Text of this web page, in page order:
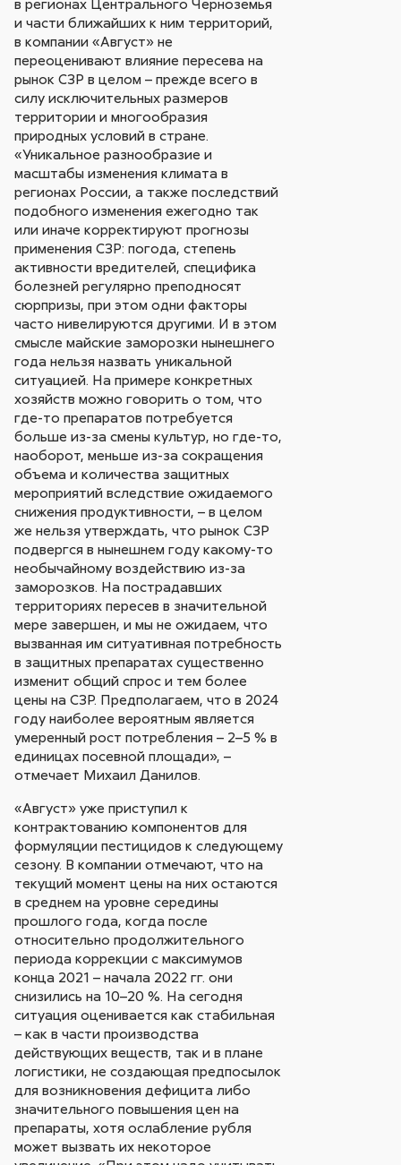
в регионах Центрального Черноземья
и части ближайших к ним территорий,
в компании «Август» не
переоценивают влияние пересева на
рынок СЗР в целом – прежде всего в
силу исключительных размеров
территории и многообразия
природных условий в стране.
«Уникальное разнообразие и
масштабы изменения климата в
регионах России, а также последствий
подобного изменения ежегодно так
или иначе корректируют прогнозы
применения СЗР: погода, степень
активности вредителей, специфика
болезней регулярно преподносят
сюрпризы, при этом одни факторы
часто нивелируются другими. И в этом
смысле майские заморозки нынешнего
года нельзя назвать уникальной
ситуацией. На примере конкретных
хозяйств можно говорить о том, что
где-то препаратов потребуется
больше из-за смены культур, но где-то,
наоборот, меньше из-за сокращения
объема и количества защитных
мероприятий вследствие ожидаемого
снижения продуктивности, – в целом
же нельзя утверждать, что рынок СЗР
подвергся в нынешнем году какому-то
необычайному воздействию из-за
заморозков. На пострадавших
территориях пересев в значительной
мере завершен, и мы не ожидаем, что
вызванная им ситуативная потребность
в защитных препаратах существенно
изменит общий спрос и тем более
цены на СЗР. Предполагаем, что в 2024
году наиболее вероятным является
умеренный рост потребления – 2–5 % в
единицах посевной площади», –
отмечает Михаил Данилов.
«Август» уже приступил к
контрактованию компонентов для
формуляции пестицидов к следующему
сезону. В компании отмечают, что на
текущий момент цены на них остаются
в среднем на уровне середины
прошлого года, когда после
относительно продолжительного
периода коррекции с максимумов
конца 2021 – начала 2022 гг. они
снизились на 10–20 %. На сегодня
ситуация оценивается как стабильная
– как в части производства
действующих веществ, так и в плане
логистики, не создающая предпосылок
для возникновения дефицита либо
значительного повышения цен на
препараты, хотя ослабление рубля
может вызвать их некоторое